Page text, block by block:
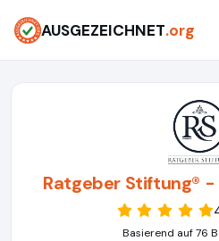
AUSGEZEICHNET.org
Ratgeber Stiftung® -
Basierend auf 76